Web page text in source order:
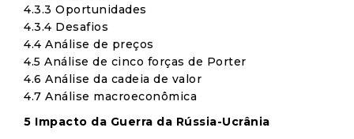
4.3.3 Oportunidades
4.3.4 Desafios
4.4 Análise de preços
4.5 Análise de cinco forças de Porter
4.6 Análise da cadeia de valor
4.7 Análise macroeconômica
5 Impacto da Guerra da Rússia-Ucrânia